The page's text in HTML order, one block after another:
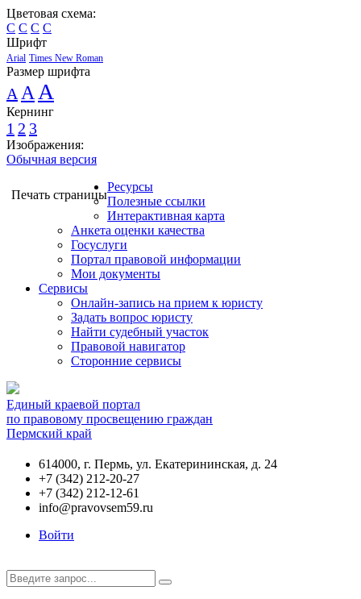
Цветовая схема:
C C C C
Шрифт
Arial Times New Roman
Размер шрифта
A A A
Кернинг
1 2 3
Изображения:
Обычная версия
Печать страницы
Ресурсы
Полезные ссылки
Интерактивная карта
Анкета оценки качества
Госуслуги
Портал правовой информации
Мои документы
Сервисы
Онлайн-запись на прием к юристу
Задать вопрос юристу
Найти судебный участок
Правовой навигатор
Сторонние сервисы
Единый краевой портал
по правовому просвещению граждан
Пермский край
614000, г. Пермь, ул. Екатерининская, д. 24
+7 (342) 212-20-27
+7 (342) 212-12-61
info@pravovsem59.ru
Войти